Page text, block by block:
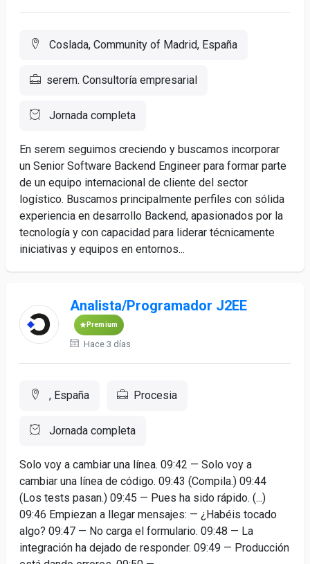
Coslada, Community of Madrid, España
serem. Consultoría empresarial
Jornada completa
En serem seguimos creciendo y buscamos incorporar
un Senior Software Backend Engineer para formar parte
de un equipo internacional de cliente del sector
logístico. Buscamos principalmente perfiles con sólida
experiencia en desarrollo Backend, apasionados por la
tecnología y con capacidad para liderar técnicamente
iniciativas y equipos en entornos...
Analista/Programador J2EE
Premium
Hace 3 días
, España Procesia
Jornada completa
Solo voy a cambiar una línea. 09:42 — Solo voy a
cambiar una línea de código. 09:43 (Compila.) 09:44
(Los tests pasan.) 09:45 — Pues ha sido rápido. (...)
09:46 Empiezan a llegar mensajes: — ¿Habéis tocado
algo? 09:47 — No carga el formulario. 09:48 — La
integración ha dejado de responder. 09:49 — Producción